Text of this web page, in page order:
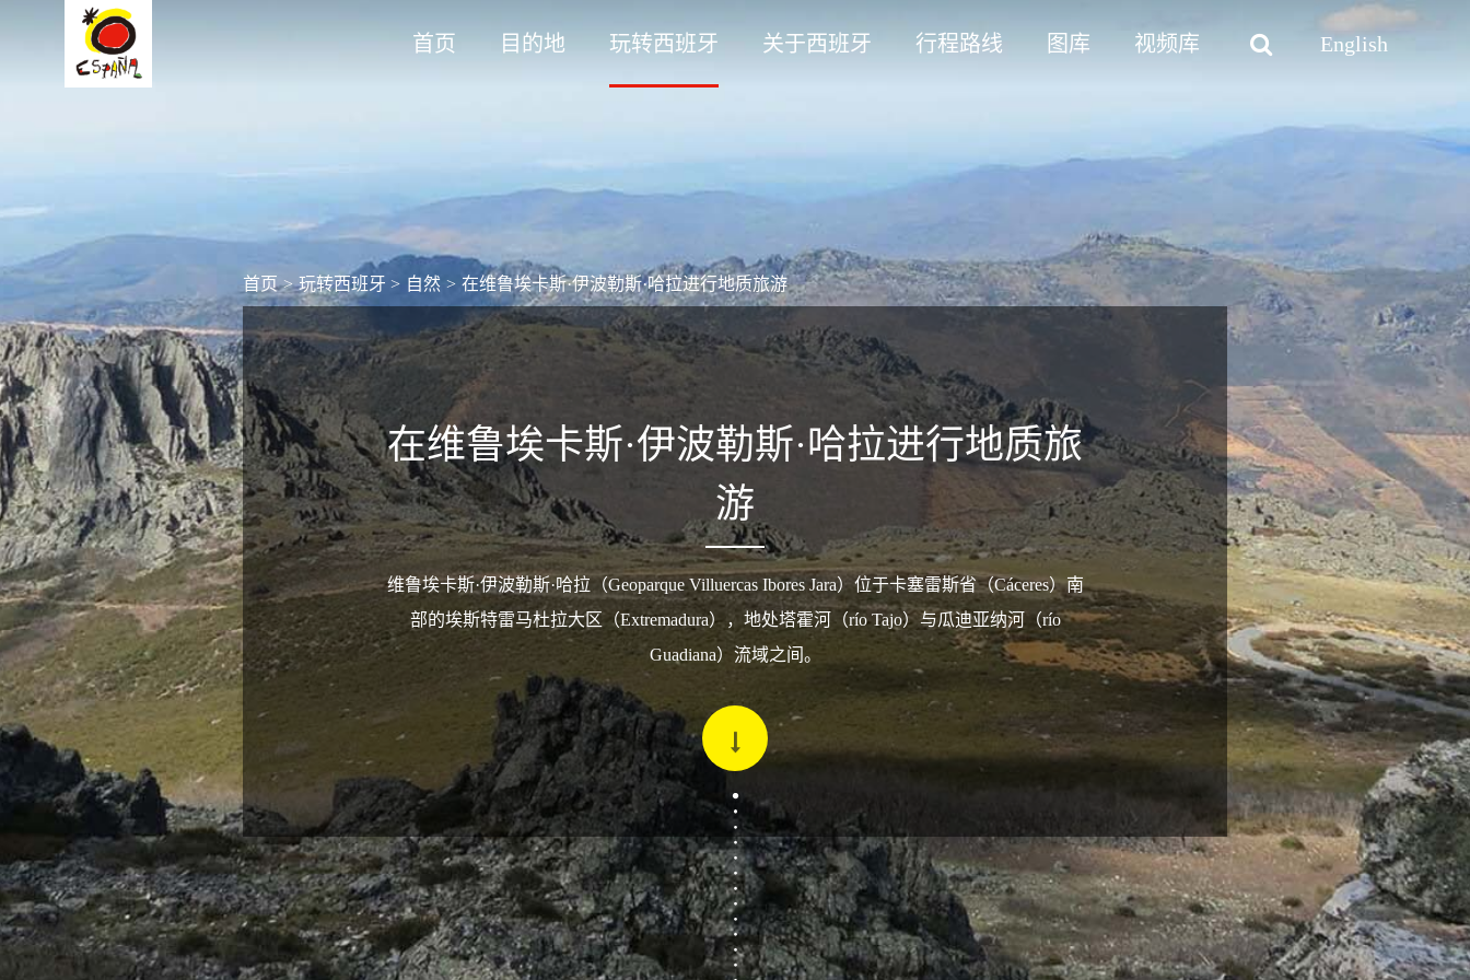
首页 目的地 玩转西班牙 关于西班牙 行程路线 图库 视频库 English
首页 > 玩转西班牙 > 自然 > 在维鲁埃卡斯·伊波勒斯·哈拉进行地质旅游
在维鲁埃卡斯·伊波勒斯·哈拉进行地质旅
游
维鲁埃卡斯·伊波勒斯·哈拉（Geoparque Villuercas Ibores Jara）位于卡塞雷斯省（Cáceres）南
部的埃斯特雷马杜拉大区（Extremadura），地处塔霍河（río Tajo）与瓜迪亚纳河（río
Guadiana）流域之间。